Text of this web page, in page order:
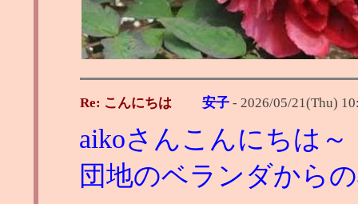
Re: こんにちは 安子 - 2026/05/21(Thu)
aikoさんこんにちは～
団地のベランダから